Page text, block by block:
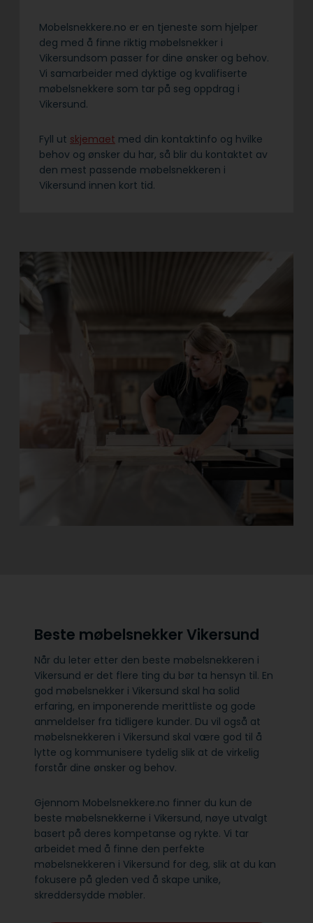
Mobelsnekkere.no er en tjeneste som hjelper
deg med å finne riktig møbelsnekker i
Vikersundsom passer for dine ønsker og behov.
Vi samarbeider med dyktige og kvalifiserte
møbelsnekkere som tar på seg oppdrag i
Vikersund.
Fyll ut skjemaet med din kontaktinfo og hvilke
behov og ønsker du har, så blir du kontaktet av
den mest passende møbelsnekkeren i
Vikersund innen kort tid.
Beste møbelsnekker Vikersund
Når du leter etter den beste møbelsnekkeren i
Vikersund er det flere ting du bør ta hensyn til. En
god møbelsnekker i Vikersund skal ha solid
erfaring, en imponerende merittliste og gode
anmeldelser fra tidligere kunder. Du vil også at
møbelsnekkeren i Vikersund skal være god til å
lytte og kommunisere tydelig slik at de virkelig
forstår dine ønsker og behov.
Gjennom Mobelsnekkere.no finner du kun de
beste møbelsnekkerne i Vikersund, nøye utvalgt
basert på deres kompetanse og rykte. Vi tar
arbeidet med å finne den perfekte
møbelsnekkeren i Vikersund for deg, slik at du kan
fokusere på gleden ved å skape unike,
skreddersydde møbler.